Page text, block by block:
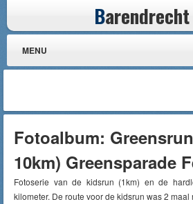
Barendrecht
MENU
Fotoalbum:
10km) Greensparade
Fotoserie van de kidsrun (1km) en de
kilometer. De route voor de kidsrun was 2